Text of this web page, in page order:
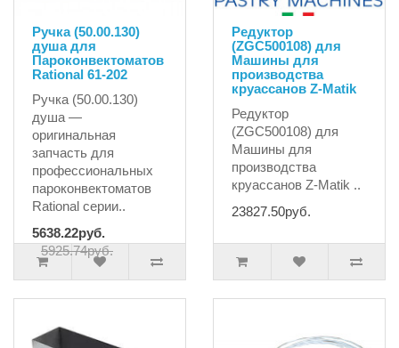
Ручка (50.00.130)
душа для
Пароконвектоматов
Rational 61-202
Ручка (50.00.130)
душа —
оригинальная
запчасть для
профессиональных
пароконвектоматов
Rational серии..
5638.22руб.
5925.74руб.
Редуктор
(ZGC500108) для
Машины для
производства
круассанов Z-Matik
Редуктор
(ZGC500108) для
Машины для
производства
круассанов Z-Matik ..
23827.50руб.